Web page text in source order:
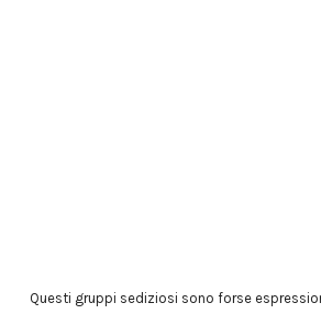
Questi gruppi sediziosi sono forse